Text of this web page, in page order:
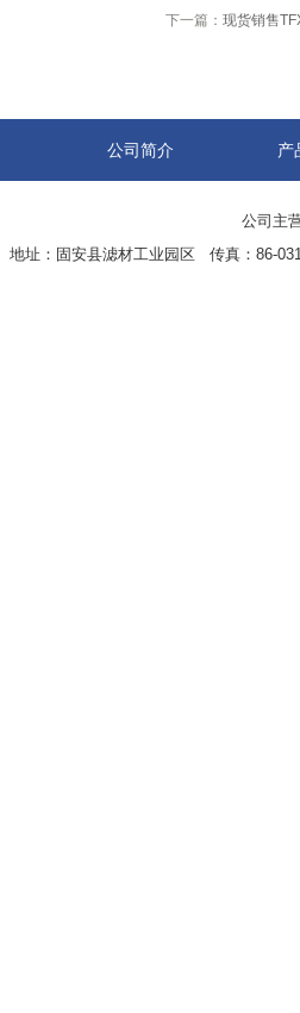
下一篇： 现货销售
公司简介 产
公司主
地址：固安县滤材工业园区 传真：86-